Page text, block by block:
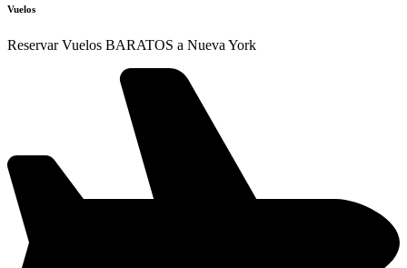
Vuelos
Reservar Vuelos BARATOS a Nueva York